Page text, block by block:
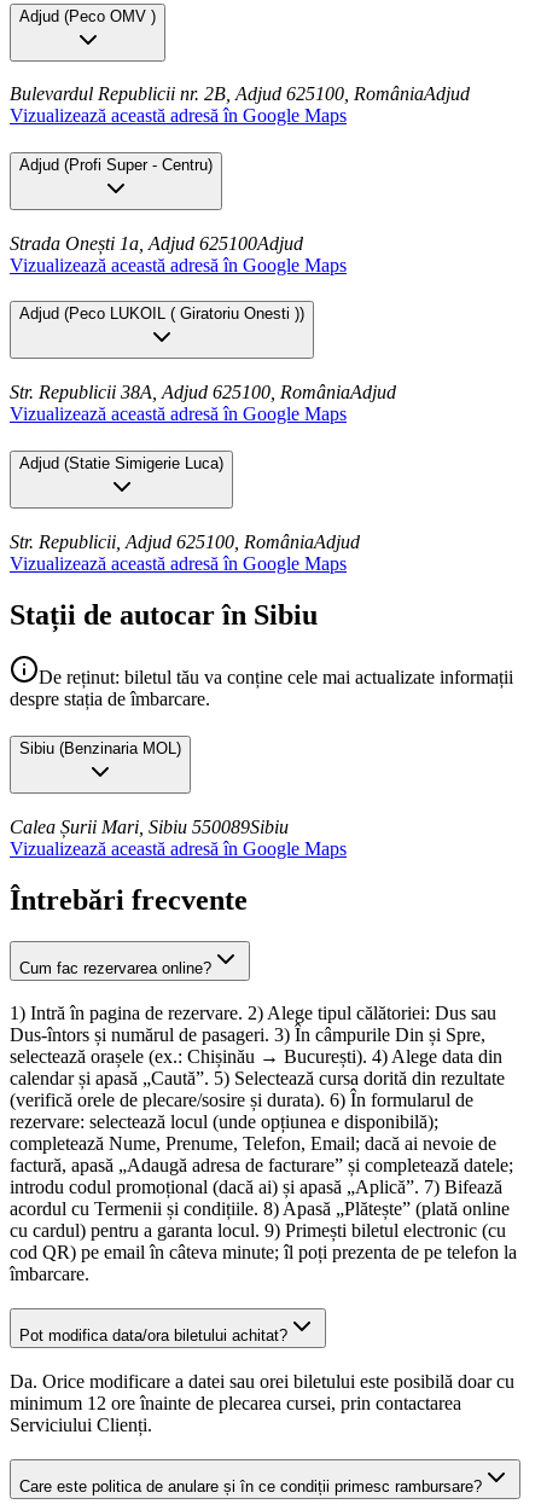
Adjud (Peco OMV )
Bulevardul Republicii nr. 2B, Adjud 625100, RomâniaAdjud
Vizualizează această adresă în Google Maps
Adjud (Profi Super - Centru)
Strada Onești 1a, Adjud 625100Adjud
Vizualizează această adresă în Google Maps
Adjud (Peco LUKOIL ( Giratoriu Onesti ))
Str. Republicii 38A, Adjud 625100, RomâniaAdjud
Vizualizează această adresă în Google Maps
Adjud (Statie Simigerie Luca)
Str. Republicii, Adjud 625100, RomâniaAdjud
Vizualizează această adresă în Google Maps
Stații de autocar în Sibiu
De reținut: biletul tău va conține cele mai actualizate informații
despre stația de îmbarcare.
Sibiu (Benzinaria MOL)
Calea Șurii Mari, Sibiu 550089Sibiu
Vizualizează această adresă în Google Maps
Întrebări frecvente
Cum fac rezervarea online?
1) Intră în pagina de rezervare. 2) Alege tipul călătoriei: Dus sau
Dus-întors și numărul de pasageri. 3) În câmpurile Din și Spre,
selectează orașele (ex.: Chișinău → București). 4) Alege data din
calendar și apasă „Caută”. 5) Selectează cursa dorită din rezultate
(verifică orele de plecare/sosire și durata). 6) În formularul de
rezervare: selectează locul (unde opțiunea e disponibilă);
completează Nume, Prenume, Telefon, Email; dacă ai nevoie de
factură, apasă „Adaugă adresa de facturare” și completează datele;
introdu codul promoțional (dacă ai) și apasă „Aplică”. 7) Bifează
acordul cu Termenii și condițiile. 8) Apasă „Plătește” (plată online
cu cardul) pentru a garanta locul. 9) Primești biletul electronic (cu
cod QR) pe email în câteva minute; îl poți prezenta de pe telefon la
îmbarcare.
Pot modifica data/ora biletului achitat?
Da. Orice modificare a datei sau orei biletului este posibilă doar cu
minimum 12 ore înainte de plecarea cursei, prin contactarea
Serviciului Clienți.
Care este politica de anulare și în ce condiții primesc rambursare?